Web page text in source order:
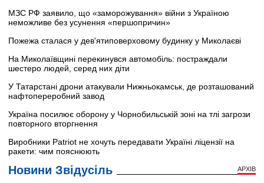
МЗС РФ заявило, що «заморожування» війни з Україною
неможливе без усунення «першопричин»
Пожежа сталася у дев'ятиповерховому будинку у Миколаєві
На Миколаївщині перекинувся автомобіль: постраждали
шестеро людей, серед них діти
У Татарстані дрони атакували Нижньокамськ, де розташований
нафтопереробний завод
Україна посилює оборону у Чорнобильській зоні на тлі загрози
повторного вторгнення
Виробники Patriot не хочуть передавати Україні ліцензії на
ракети: чим пояснюють
Новини Звідусіль АРХІВ